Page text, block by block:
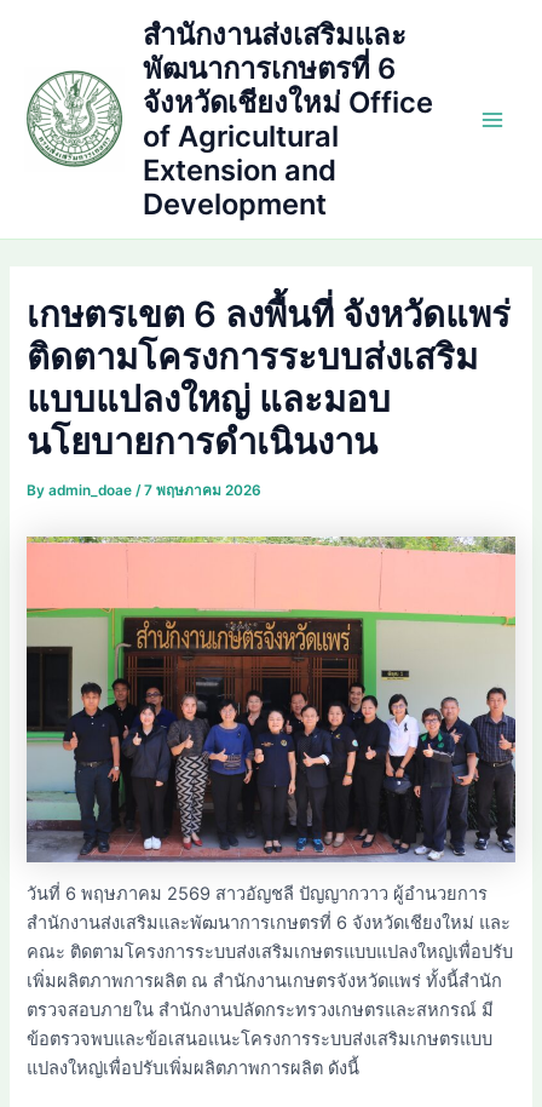
content
สำนักงานส่งเสริมและ
พัฒนาการเกษตรที่ 6
จังหวัดเชียงใหม่ Office
of Agricultural
Extension and
Development
เกษตรเขต 6 ลงพื้นที่ จังหวัดแพร่
ติดตามโครงการระบบส่งเสริม
แบบแปลงใหญ่ และมอบ
นโยบายการดำเนินงาน
Byadmin_doae/7 พฤษภาคม 2026
วันที่ 6 พฤษภาคม 2569 สาวอัญชลี ปัญญากวาว ผู้อำนวยการ
สำนักงานส่งเสริมและพัฒนาการเกษตรที่ 6 จังหวัดเชียงใหม่ และ
คณะ ติดตามโครงการระบบส่งเสริมเกษตรแบบแปลงใหญ่เพื่อปรับ
เพิ่มผลิตภาพการผลิต ณ สำนักงานเกษตรจังหวัดแพร่ ทั้งนี้สำนัก
ตรวจสอบภายใน สำนักงานปลัดกระทรวงเกษตรและสหกรณ์ มี
ข้อตรวจพบและข้อเสนอแนะโครงการระบบส่งเสริมเกษตรแบบ
แปลงใหญ่เพื่อปรับเพิ่มผลิตภาพการผลิต ดังนี้